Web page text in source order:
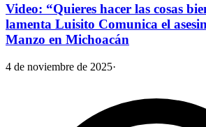
Video: “Quieres hacer las cosas
lamenta Luisito Comunica el
Manzo en Michoacán
4 de noviembre de 2025·